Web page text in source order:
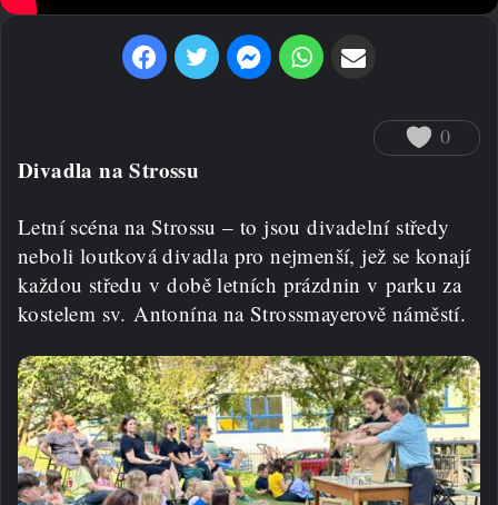
0
Divadla na Strossu
Letní scéna na Strossu – to jsou divadelní středy
neboli loutková divadla pro nejmenší, jež se konají
každou středu v době letních prázdnin v parku za
kostelem sv. Antonína na Strossmayerově náměstí.